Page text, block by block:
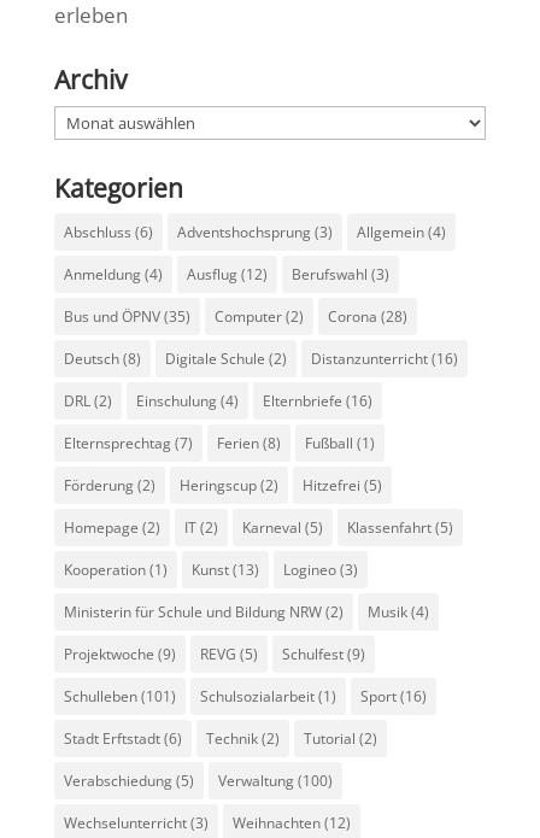
erleben
Archiv
Archiv
Kategorien
Abschluss (6) Adventshochsprung(3) Allgemein(4)
Anmeldung(4) Ausflug(12) Berufswahl (3)
Bus und ÖPNV(35) Computer(2) Corona (28)
Deutsch(8) Digitale Schule (2) Distanzunterricht(16)
DRL(2) Einschulung(4) Elternbriefe (16)
Elternsprechtag(7) Ferien(8) Fußball (1)
Förderung(2) Heringscup(2) Hitzefrei (5)
Homepage (2) IT(2) Karneval (5) Klassenfahrt(5)
Kooperation(1) Kunst(13) Logineo(3)
Ministerin für Schule und Bildung NRW(2) Musik(4)
Projektwoche (9) REVG (5) Schulfest(9)
Schulleben(101) Schulsozialarbeit(1) Sport(16)
Stadt Erftstadt(6) Technik(2) Tutorial (2)
Verabschiedung(5) Verwaltung(100)
Wechselunterricht(3) Weihnachten(12)